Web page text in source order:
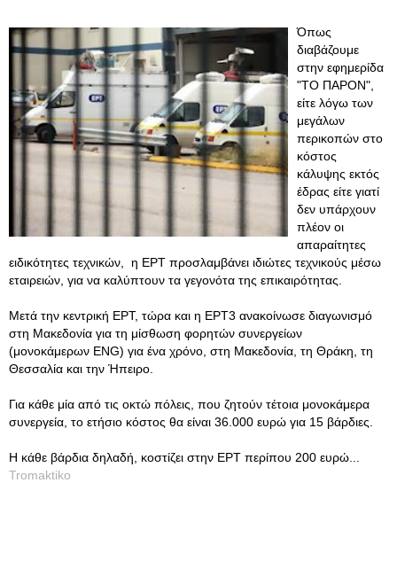
Όπως
διαβάζουμε
στην εφημερίδα
"ΤΟ ΠΑΡΟΝ",
είτε λόγω των
μεγάλων
περικοπών στο
κόστος
κάλυψης εκτός
έδρας είτε γιατί
δεν υπάρχουν
πλέον οι
απαραίτητες
ειδικότητες τεχνικών, η ΕΡΤ προσλαμβάνει ιδιώτες τεχνικούς μέσω
εταιρειών, για να καλύπτουν τα γεγονότα της επικαιρότητας.
Μετά την κεντρική ΕΡΤ, τώρα και η ΕΡΤ3 ανακοίνωσε διαγωνισμό
στη Μακεδονία για τη μίσθωση φορητών συνεργείων
(μονοκάμερων ENG) για ένα χρόνο, στη Μακεδονία, τη Θράκη, τη
Θεσσαλία και την Ήπειρο.
Για κάθε μία από τις οκτώ πόλεις, που ζητούν τέτοια μονοκάμερα
συνεργεία, το ετήσιο κόστος θα είναι 36.000 ευρώ για 15 βάρδιες.
Η κάθε βάρδια δηλαδή, κοστίζει στην ΕΡΤ περίπου 200 ευρώ...
Tromaktiko